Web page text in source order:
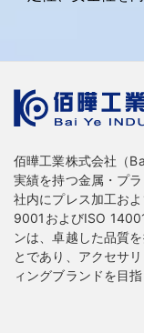
佰曄工業株式会社（
実績を持つ金属・プ
社内にプレス加工お
9001およびISO
ンは、卓越した品質
とであり、アクセサ
ィングブランドを目指